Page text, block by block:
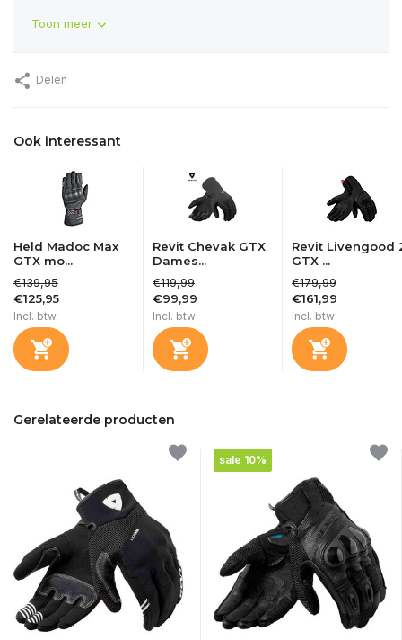
Toon meer
Delen
Ook interessant
Held Madoc Max
GTX mo...
€139,95
€125,95
Incl. btw
Revit Chevak GTX
Dames...
€119,99
€99,99
Incl. btw
Revit Livengood
GTX ...
€179,99
€161,99
Incl. btw
Gerelateerde producten
sale 10%